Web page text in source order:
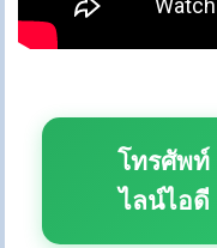
โทรศัพท์
ไลน์ไอดี